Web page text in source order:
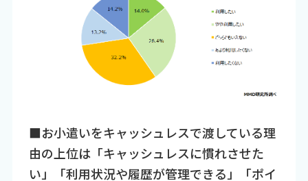
■お小遣いをキャッシュレスで渡している理
由の上位は「キャッシュレスに慣れさせた
い」「利用状況や履歴が管理できる」「ポイ